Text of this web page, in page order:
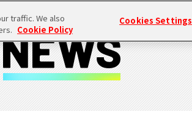
traffic. We also
Cookie Policy
Cookies Settings